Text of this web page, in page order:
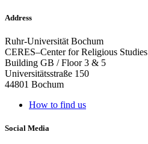
Address
Ruhr-Universität Bochum
CERES–Center for Religious Studies
Building GB / Floor 3 & 5
Universitätsstraße 150
44801 Bochum
How to find us
Social Media